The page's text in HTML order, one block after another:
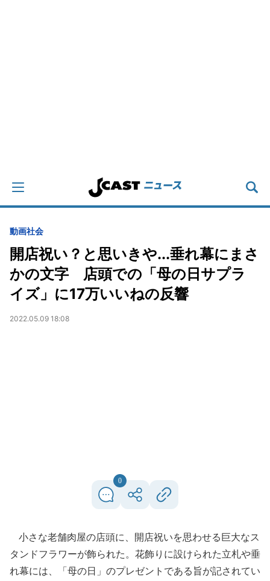
動画社会
開店祝い？と思いきや...垂れ幕にまさ
かの文字 店頭での「母の日サプラ
イズ」に17万いいねの反響
2022.05.09 18:08
0
小さな老舗肉屋の店頭に、開店祝いを思わせる巨大なス
タンドフラワーが飾られた。花飾りに設けられた立札や垂
れ幕には、「母の日」のプレゼントである旨が記されてい